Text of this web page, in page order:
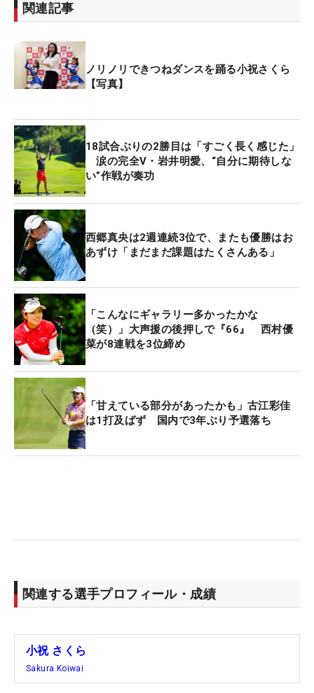
関連記事
ノリノリできつねダンスを踊る小祝さくら
【写真】
18試合ぶりの2勝目は「すごく長く感じた」
涙の完全V・岩井明愛、“自分に期待しな
い”作戦が奏功
西郷真央は2週連続3位で、またも優勝はお
あずけ「まだまだ課題はたくさんある」
「こんなにギャラリー多かったかな
（笑）」大声援の後押しで『66』 西村優
菜が8連戦を3位締め
「甘えている部分があったかも」古江彩佳
は1打及ばず 国内で3年ぶり予選落ち
関連する選手プロフィール・成績
小祝 さくら
Sakura Koiwai